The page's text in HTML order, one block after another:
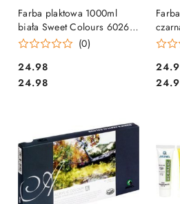
Farba plaktowa 1000ml
biała Sweet Colours 60263
OTOCKI
(0)
Cena:
24.98
Cena:
24.98
DO KOSZYKA